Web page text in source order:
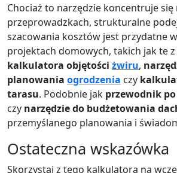
Chociaż to narzędzie koncentruje się
przeprowadzkach, strukturalne
szacowania kosztów jest przydatne
projektach domowych, takich jak te z
kalkulatora objętości żwiru,
planowania ogrodzenia czy
tarasu. Podobnie jak przewodnik
czy narzędzie do budżetowania
przemyślanego planowania i
Ostateczna wskazówka
Skorzystaj z tego kalkulatora na